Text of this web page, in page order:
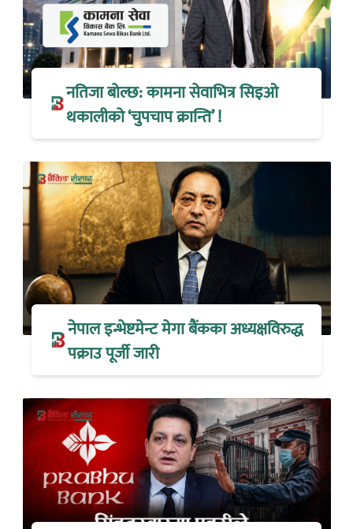
नतिजा बोल्छ: कामना सेवाभित्र सिइओ
थकालीको ‘चुपचाप क्रान्ति’ !
नेपाल इन्भेष्टमेन्ट मेगा बैंकका अध्यक्षविरुद्ध
पक्राउ पूर्जी जारी